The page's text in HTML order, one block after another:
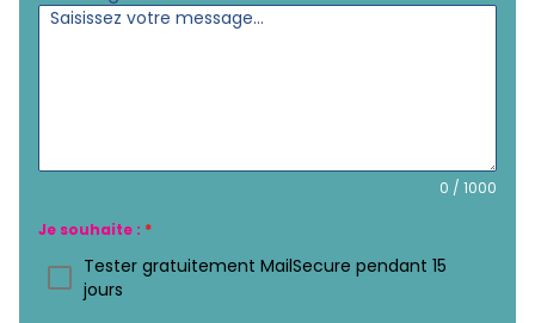
0 / 1000
Je souhaite : *
Tester gratuitement MailSecure pendant 15
jours